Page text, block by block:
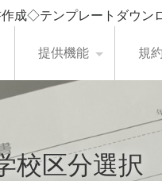
成◇テンプレートダウ
提供機能 規
校区分選択